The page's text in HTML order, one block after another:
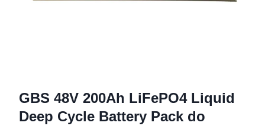
GBS 48V 200Ah LiFePO4 Liquid
Deep Cycle Battery Pack do